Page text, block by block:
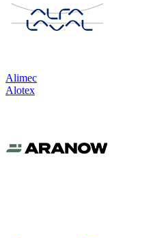
Alimec
Alotex